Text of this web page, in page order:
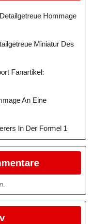
Hommage
Miniatur Des
Fanartikel:
An Eine
In Der Formel 1